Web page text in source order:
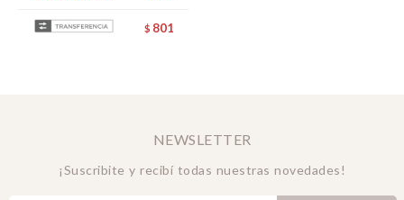
$ 801
NEWSLETTER
¡Suscribite y recibí todas nuestras novedades!